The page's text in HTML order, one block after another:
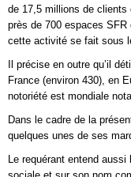
de 17,5 millions de clients
près de 700 espaces
cette activité se fait sous
Il précise en outre qu’il
France (environ 430), en
notoriété est mondiale
Dans le cadre de la
quelques unes de ses
Le requérant entend